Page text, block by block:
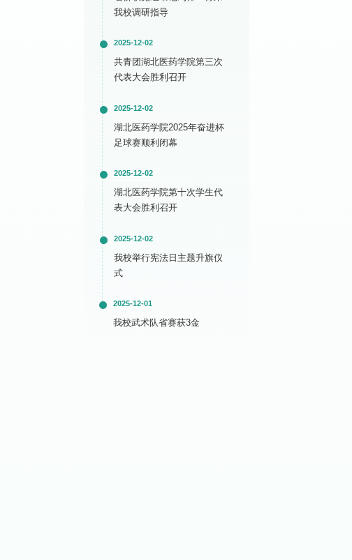
我校调研指导
2025-12-02
共青团湖北医药学院第三次
代表大会胜利召开
2025-12-02
湖北医药学院2025年奋进杯
足球赛顺利闭幕
2025-12-02
湖北医药学院第十次学生代
表大会胜利召开
2025-12-02
我校举行宪法日主题升旗仪
式
2025-12-01
我校武术队省赛获3金